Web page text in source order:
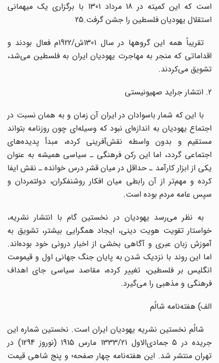
است که این کمیته در 18 مرداد 1301 با برگزاری یک میهمانی
استقلال یهودیان فلسطین را جشن گرفت.25
تقریباً همه این گروهها در سال 1301ش/1922م فعال بودند و
اقداماتی که منجر به مهاجرت یهودیان ایران به فلسطین می‌شد،
تشویق می‌کردند.
با این که شمار باسوادان در ایران آن زمان و به همان نسبت در
اجتماع یهودیان به اندازه‌ای نبود که وسیله‌ای چون روزنامه بتواند
مستقیم و بدون واسطه نقش‌آفرینی کرده، مبدأ پدیده‌های
اجتماعی گردد، اما این رکن فرهنگی ـ سیاسی همیشه به عنوان
یکی از ابزار کارآمد ـ حداقل در میان قشر درس خوانده ـ نقش ایفا
کرده و مهم‌تر از آن رابطی میان افکار روشنفکران، دولتمردان و
سپس عامه مردم بوده است.
به نظر می‌رسد یهودیان در نخستین گام با انتشار نشریه،
خواستار تقویت هویت دینی، ایجاد همگرایی بیشتر، تشویق به
آموزش زبان عبری و آگاهی بخشی از اخبار درونی خود بوده‌اند.
اما این روند با نزدیک شدن به پایان جنگ جهانی اول و قیمومت
انگلیس بر فلسطین، تغییر کرده، مقاصد سیاسی جای اهداف
فرهنگی و مذهبی را می‌گیرد.
الف) هفته‌نامه شالُم
شالُم نخستین نشریه یهودیان ایران است. نخستین شماره این
جریده در 5 جمادی‌الاول 1333/21 مارس 1915 (نوروز 1294) در
تهران منتشر شد. این هفته‌‌نامه چهار صفحه؛ و پنج شاهی قیمت